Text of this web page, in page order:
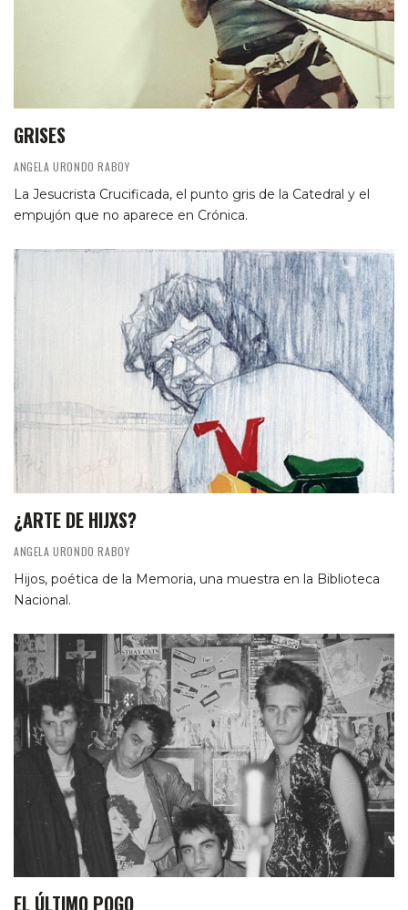
GRISES
ANGELA URONDO RABOY
La Jesucrista Crucificada, el punto gris de la Catedral y el
empujón que no aparece en Crónica.
¿ARTE DE HIJXS?
ANGELA URONDO RABOY
Hijos, poética de la Memoria, una muestra en la Biblioteca
Nacional.
EL ÚLTIMO POGO